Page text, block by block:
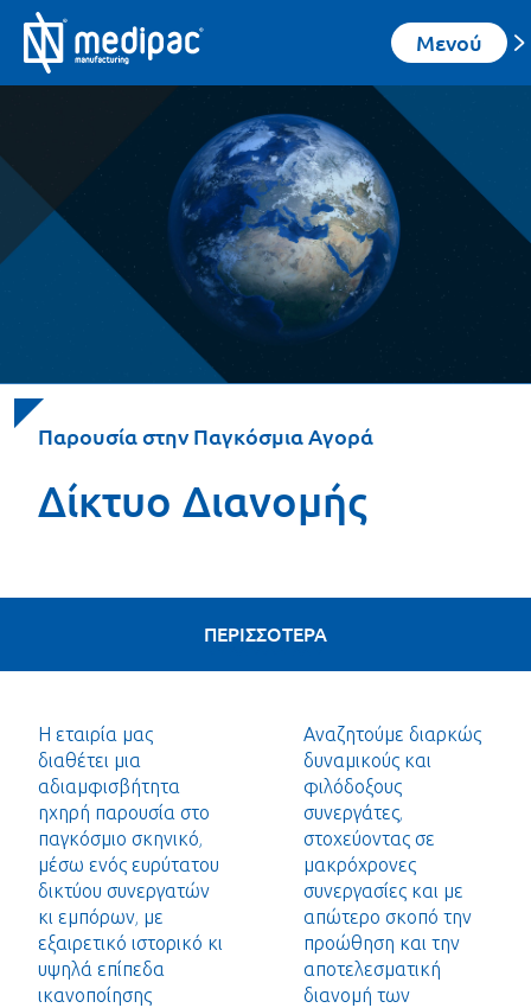
Μενού
Παρουσία στην Παγκόσμια Αγορά
Δίκτυο Διανομής
ΠΕΡΙΣΣΟΤΕΡΑ
Η εταιρία μας
διαθέτει μια
αδιαμφισβήτητα
ηχηρή παρουσία στο
παγκόσμιο σκηνικό,
μέσω ενός ευρύτατου
δικτύου συνεργατών
κι εμπόρων, με
εξαιρετικό ιστορικό κι
υψηλά επίπεδα
ικανοποίησης
Αναζητούμε διαρκώς
δυναμικούς και
φιλόδοξους
συνεργάτες,
στοχεύοντας σε
μακρόχρονες
συνεργασίες και με
απώτερο σκοπό την
προώθηση και την
αποτελεσματική
διανομή των